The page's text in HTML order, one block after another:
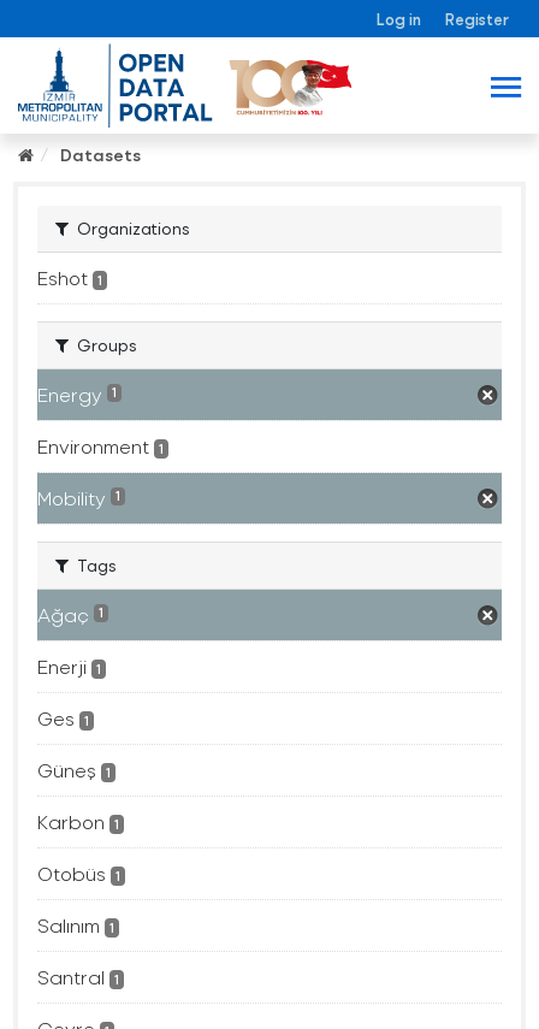
Log in Register
Datasets
Organizations
Eshot 1
Groups
Energy 1
Environment 1
Mobility 1
Tags
Ağaç 1
Enerji 1
Ges 1
Güneş 1
Karbon 1
Otobüs 1
Salınım 1
Santral 1